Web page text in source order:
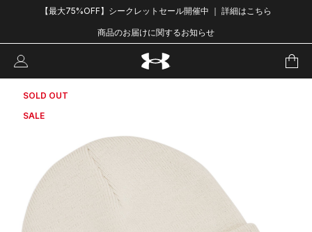
【最大75%OFF】シークレットセール開催中 ｜ 詳細はこちら
商品のお届けに関するお知らせ
SOLD OUT
SALE